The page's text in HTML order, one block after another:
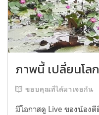
ภาพนี้ เปลี่ยนโล
ขอบคุณที่ได้มาเจอกัน
มีโอกาสดู Live ของน้อง